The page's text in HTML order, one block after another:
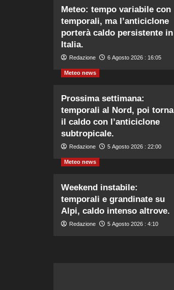
Meteo: tempo variabile con
temporali, ma l’anticiclone
porterà caldo persistente in
Italia.
Redazione 6 Agosto 2026 : 16:05
Meteo news
Prossima settimana:
temporali al Nord, poi torna
il caldo con l’anticiclone
subtropicale.
Redazione 5 Agosto 2026 : 22:00
Meteo news
Weekend instabile:
temporali e grandinate su
Alpi, caldo intenso altrove.
Redazione 5 Agosto 2026 : 4:10